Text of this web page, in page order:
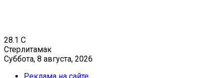
28.1 C
Стерлитамак
Суббота, 8 августа, 2026